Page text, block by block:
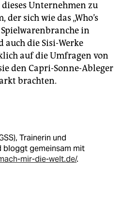
Unternehmen zu
sich wie das „Who’s
in
auch die Sisi-Werke
auf die Umfragen von
den Capri-Sonne-Ableger
brachten.
Trainerin und
bloggt gemeinsam mit
mir-die-welt.de/.